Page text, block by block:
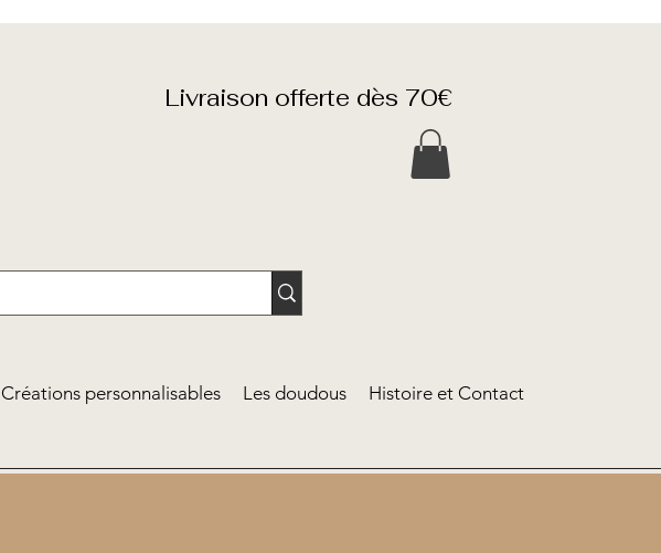
Livraison offerte dès 70€
Créations personnalisables Les doudous Histoire et Contact